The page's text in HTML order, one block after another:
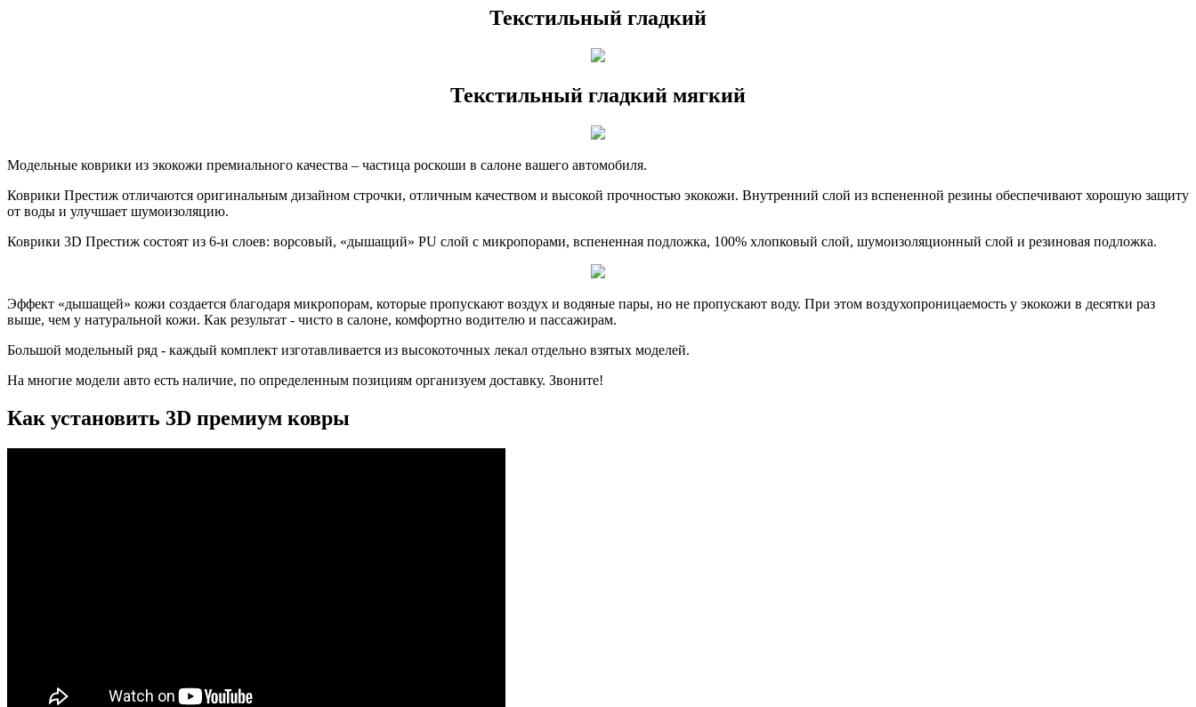
Текстильный гладкий
Текстильный гладкий мягкий
Модельные коврики из экокожи премиального качества – частица роскоши в салоне вашего автомобиля.
Коврики Престиж отличаются оригинальным дизайном строчки, отличным качеством и высокой прочностью экокожи. Внутренний слой из вспененной резины обеспечивают хорошую защиту
от воды и улучшает шумоизоляцию.
Коврики 3D Престиж состоят из 6-и слоев: ворсовый, «дышащий» PU слой с микропорами, вспененная подложка, 100% хлопковый слой, шумоизоляционный слой и резиновая подложка.
Эффект «дышащей» кожи создается благодаря микропорам, которые пропускают воздух и водяные пары, но не пропускают воду. При этом воздухопроницаемость у экокожи в десятки раз
выше, чем у натуральной кожи. Как результат - чисто в салоне, комфортно водителю и пассажирам.
Большой модельный ряд - каждый комплект изготавливается из высокоточных лекал отдельно взятых моделей.
На многие модели авто есть наличие, по определенным позициям организуем доставку. Звоните!
Как установить 3D премиум ковры